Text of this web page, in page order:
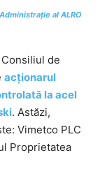
al ALRO
de
acționarul
la acel
. Astăzi,
Vimetco PLC
Proprietatea